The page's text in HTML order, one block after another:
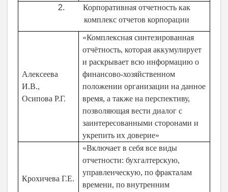
Корпоративная отчетность как
комплекс отчетов корпорации
Алексеева
И.В.,
Осипова Р.Г.
«Комплексная синтезированная
отчётность, которая аккумулирует
и раскрывает всю информацию о
финансово-хозяйственном
положении организации на данное
время, а также на перспективу,
позволяющая вести диалог с
заинтересованными сторонами и
укрепить их доверие»
Крохичева Г.Е.
«Включает в себя все виды
отчетности: бухгалтерскую,
управленческую, по фракталам
времени, по внутренним